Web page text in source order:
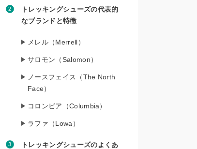
トレッキングシューズの代表的
なブランドと特徴
メレル（Merrell）
サロモン（Salomon）
ノースフェイス（The North
Face）
コロンビア（Columbia）
ラファ（Lowa）
トレッキングシューズのよくあ